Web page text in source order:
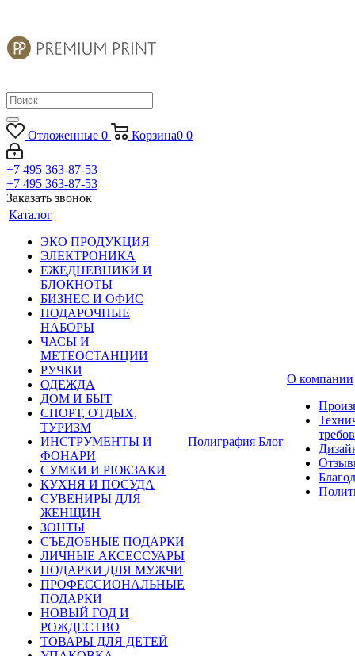
Отложенные 0 Корзина0 0
+7 495 363-87-53
+7 495 363-87-53
Заказать звонок
Каталог
ЭКО ПРОДУКЦИЯ
ЭЛЕКТРОНИКА
ЕЖЕДНЕВНИКИ И
БЛОКНОТЫ
БИЗНЕС И ОФИС
ПОДАРОЧНЫЕ
НАБОРЫ
ЧАСЫ И
МЕТЕОСТАНЦИИ
РУЧКИ
ОДЕЖДА
ДОМ И БЫТ
СПОРТ, ОТДЫХ,
ТУРИЗМ
ИНСТРУМЕНТЫ И
ФОНАРИ
СУМКИ И РЮКЗАКИ
КУХНЯ И ПОСУДА
СУВЕНИРЫ ДЛЯ
ЖЕНЩИН
ЗОНТЫ
СЪЕДОБНЫЕ ПОДАРКИ
ЛИЧНЫЕ АКСЕССУАРЫ
ПОДАРКИ ДЛЯ МУЖЧИ
ПРОФЕССИОНАЛЬНЫЕ
ПОДАРКИ
НОВЫЙ ГОД И
РОЖДЕСТВО
ТОВАРЫ ДЛЯ ДЕТЕЙ
Полиграфия Блог
О компании